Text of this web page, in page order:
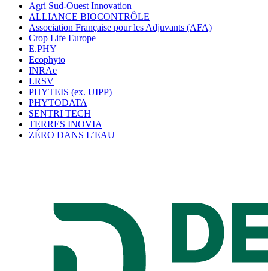
Agri Sud-Ouest Innovation
ALLIANCE BIOCONTRÔLE
Association Française pour les Adjuvants (AFA)
Crop Life Europe
E.PHY
Ecophyto
INRAe
LRSV
PHYTEIS (ex. UIPP)
PHYTODATA
SENTRI TECH
TERRES INOVIA
ZÉRO DANS L’EAU